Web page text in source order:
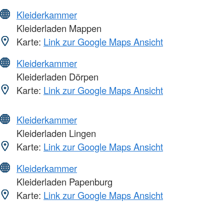
Kleiderkammer
Kleiderladen Mappen
Karte: Link zur Google Maps Ansicht
Kleiderkammer
Kleiderladen Dörpen
Karte: Link zur Google Maps Ansicht
Kleiderkammer
Kleiderladen Lingen
Karte: Link zur Google Maps Ansicht
Kleiderkammer
Kleiderladen Papenburg
Karte: Link zur Google Maps Ansicht